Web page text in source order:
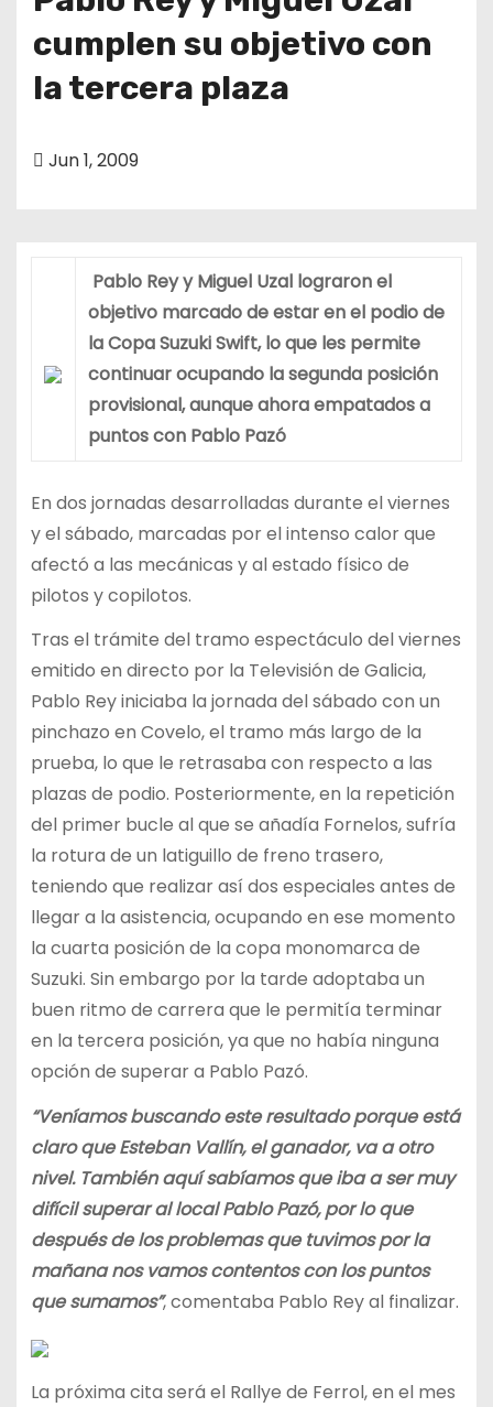
cumplen su objetivo con
la tercera plaza
Jun 1, 2009
Pablo Rey y Miguel Uzal lograron el
objetivo marcado de estar en el podio de
la Copa Suzuki Swift, lo que les permite
continuar ocupando la segunda posición
provisional, aunque ahora empatados a
puntos con Pablo Pazó
En dos jornadas desarrolladas durante el viernes
y el sábado, marcadas por el intenso calor que
afectó a las mecánicas y al estado físico de
pilotos y copilotos.
Tras el trámite del tramo espectáculo del viernes
emitido en directo por la Televisión de Galicia,
Pablo Rey iniciaba la jornada del sábado con un
pinchazo en Covelo, el tramo más largo de la
prueba, lo que le retrasaba con respecto a las
plazas de podio. Posteriormente, en la repetición
del primer bucle al que se añadía Fornelos, sufría
la rotura de un latiguillo de freno trasero,
teniendo que realizar así dos especiales antes de
llegar a la asistencia, ocupando en ese momento
la cuarta posición de la copa monomarca de
Suzuki. Sin embargo por la tarde adoptaba un
buen ritmo de carrera que le permitía terminar
en la tercera posición, ya que no había ninguna
opción de superar a Pablo Pazó.
“Veníamos buscando este resultado porque está
claro que Esteban Vallín, el ganador, va a otro
nivel. También aquí sabíamos que iba a ser muy
difícil superar al local Pablo Pazó, por lo que
después de los problemas que tuvimos por la
mañana nos vamos contentos con los puntos
que sumamos”, comentaba Pablo Rey al finalizar.
La próxima cita será el Rallye de Ferrol, en el mes